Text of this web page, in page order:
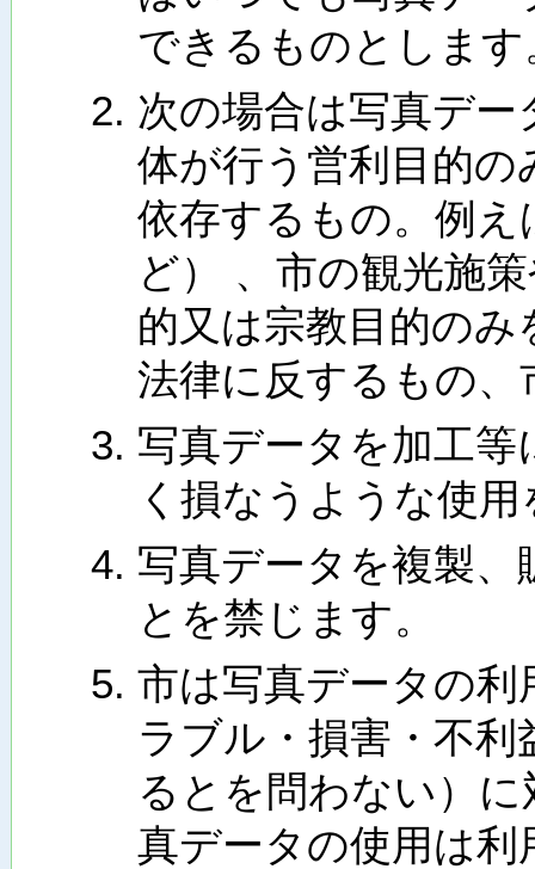
できるものとします
次の場合は写真デ
体が行う営利目的の
依存するもの。例
ど） 、市の観光施
的又は宗教目的の
法律に反するもの
写真データを加工
く損なうような使
写真データを複製、
とを禁じます。
市は写真データの
ラブル・損害・不
るとを問わない）
真データの使用は